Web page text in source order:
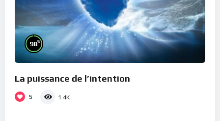
98%
La puissance de l’intention
5 1.4K